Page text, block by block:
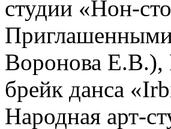
студии «Нон-
Воронова Е.В.),
брейк данса
Народная арт-